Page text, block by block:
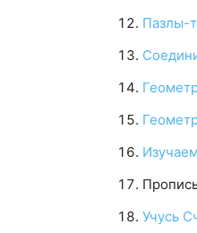
Пазлы-
Учусь